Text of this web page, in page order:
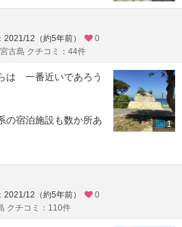
2021/12（約5年前）
0
宮古島 クチコミ：44件
は 一番近いであろう
宿泊施設も数か所あ
1
2021/12（約5年前）
0
クチコミ：110件